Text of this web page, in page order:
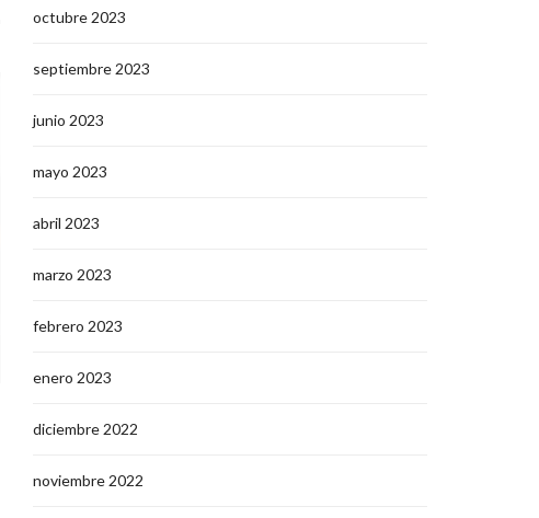
octubre 2023
septiembre 2023
junio 2023
mayo 2023
abril 2023
marzo 2023
febrero 2023
enero 2023
diciembre 2022
noviembre 2022